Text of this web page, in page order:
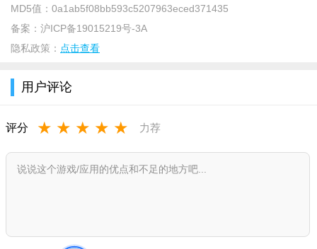
介绍
智行火车票使用双引擎抢票，监控到票还能自动提交订单，
自动监控余票，一旦有票就会第一时间通知您。想要坐火车远行
吗，试试智行火车票安卓客户端吧，它能够实时为你提供最新的
功能
单；
MD5值： 0a1ab5f08bb593c5207963eced371435
备案： 沪ICP备19015219号-3A
隐私政策： 点击查看
用户评论
评分 ★ ★ ★ ★ ★ 力荐